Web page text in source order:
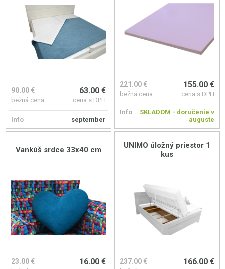
90.00 €
bežná cena
63.00 €
cena s DPH
Info september
221.00 €
bežná cena
155.00 €
cena s DPH
Info
SKLADOM - doručenie v
auguste
Vankúš srdce 33x40 cm
23.00 € 16.00 €
UNIMO úložný priestor 1
kus
237.00 € 166.00 €